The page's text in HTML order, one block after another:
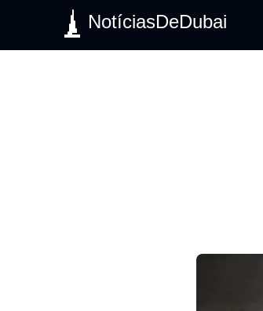
NotíciasDeDubai